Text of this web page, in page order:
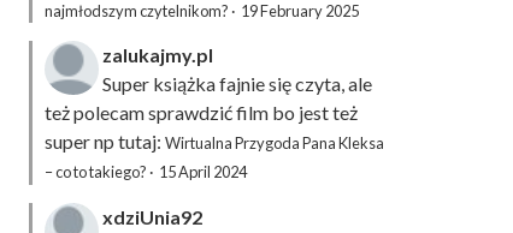
najmłodszym czytelnikom? · 19 February 2025
zalukajmy.pl
Super książka fajnie się czyta, ale
też polecam sprawdzić film bo jest też
super np tutaj: Wirtualna Przygoda Pana Kleksa
– co to takiego? · 15 April 2024
xdziUnia92